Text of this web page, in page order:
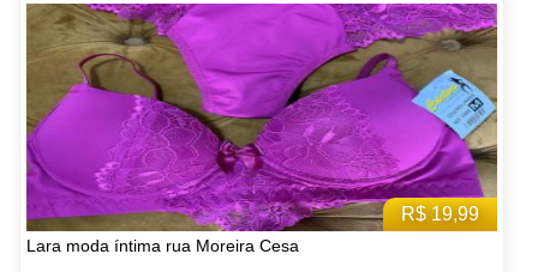
R$ 19,99
Lara moda íntima rua Moreira Cesa